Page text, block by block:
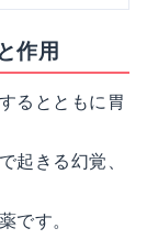
作用
るとともに胃
起きる幻覚、
です。